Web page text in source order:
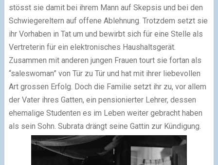
stösst sie damit bei ihrem Mann auf Skepsis und bei den
Schwiegereltern auf offene Ablehnung. Trotzdem setzt sie
ihr Vorhaben in Tat um und bewirbt sich für eine Stelle als
Vertreterin für ein elektronisches Haushaltsgerät.
Zusammen mit anderen jungen Frauen tourt sie fortan als
“saleswoman” von Tür zu Tür und hat mit ihrer liebevollen
Art grossen Erfolg. Doch die Familie setzt ihr zu, vor allem
der Vater ihres Gatten, ein pensionierter Lehrer, dessen
ehemalige Studenten es im Leben weiter gebracht haben
als sein Sohn. Subrata drängt seine Gattin zur Kündigung.